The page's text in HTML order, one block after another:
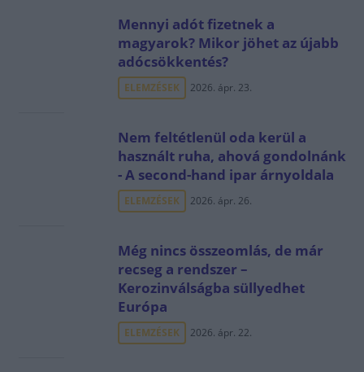
Mennyi adót fizetnek a
magyarok? Mikor jöhet az újabb
adócsökkentés?
ELEMZÉSEK 2026. ápr. 23.
Nem feltétlenül oda kerül a
használt ruha, ahová gondolnánk
- A second-hand ipar árnyoldala
ELEMZÉSEK 2026. ápr. 26.
Még nincs összeomlás, de már
recseg a rendszer –
Kerozinválságba süllyedhet
Európa
ELEMZÉSEK 2026. ápr. 22.